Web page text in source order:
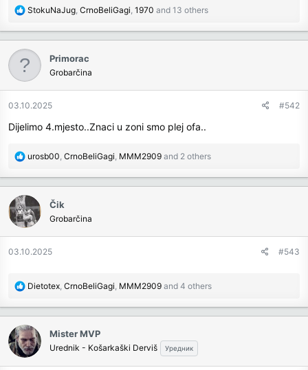
R
c
t
o
n
:
StokuNaJug, CrnoBeliGagi, 1970 and 13 others
Primorac
Grobarčina
03.10.2025 #542
Dijelimo 4.mjesto..Znaci u zoni smo plej ofa..
R
c
t
i
o
n
urosb00, CrnoBeliGagi, MMM2909 and 2 others
Čik
Grobarčina
03.10.2025 #543
R
c
t
i
o
Dietotex, CrnoBeliGagi, MMM2909 and 4 others
Mister MVP
Urednik - Košarkaški Derviš Уредник